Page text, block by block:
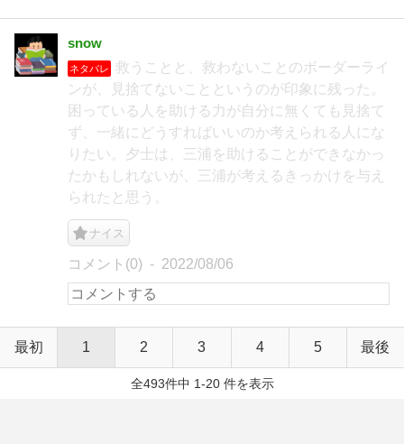
snow
ネタバレ
救うことと、救わないことのボーダーライ
ンが、見捨てないことというのが印象に残った。
困っている人を助ける力が自分に無くても見捨て
ず、一緒にどうすればいいのか考えられる人にな
りたい。夕士は、三浦を助けることができなかっ
たかもしれないが、三浦が考えるきっかけを与え
られたと思う。
ナイス
コメント(0) 2022/08/06
最初 1 2 3 4 5 最後
全493件中 1-20 件を表示